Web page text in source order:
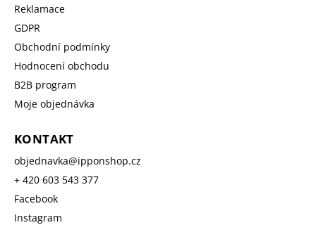
Reklamace
GDPR
Obchodní podmínky
Hodnocení obchodu
B2B program
Moje objednávka
KONTAKT
objednavka@ipponshop.cz
+ 420 603 543 377
Facebook
Instagram